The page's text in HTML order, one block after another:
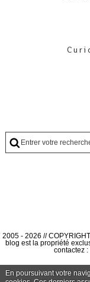
En poursuivant votre
2005 - 2026 //
blog est la propriété
contactez